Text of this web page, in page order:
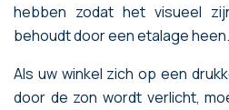
hebben zodat het visueel
behoudt door een etalage heen.
Als uw winkel zich op een
door de zon wordt verlicht,